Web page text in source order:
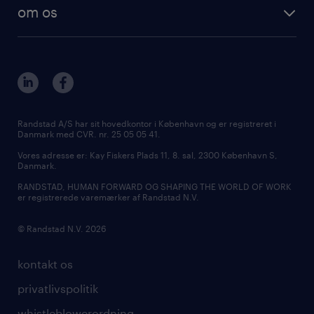
specialistområder
MSP & RPO
ledige stillinger i Aalborg
ledige stillinger i Kolding
om os
vores afdelinger
bliv vores kollega
presse
kontakt os
privatlivspolitik
Randstad A/S har sit hovedkontor i København og er registreret i
Danmark med CVR. nr. 25 05 05 41.
Vores adresse er: Kay Fiskers Plads 11, 8. sal, 2300 København S,
Danmark.
RANDSTAD, HUMAN FORWARD OG SHAPING THE WORLD OF WORK
er registrerede varemærker af Randstad N.V.
© Randstad N.V. 2026